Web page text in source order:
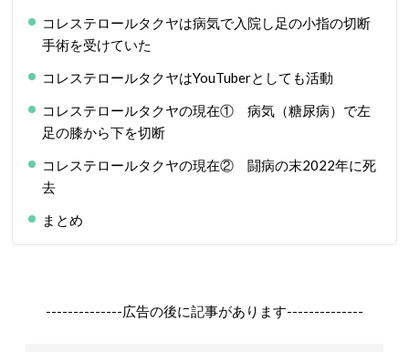
コレステロールタクヤは病気で入院し足の小指の切断
手術を受けていた
コレステロールタクヤはYouTuberとしても活動
コレステロールタクヤの現在① 病気（糖尿病）で左
足の膝から下を切断
コレステロールタクヤの現在② 闘病の末2022年に死
去
まとめ
--------------広告の後に記事があります--------------